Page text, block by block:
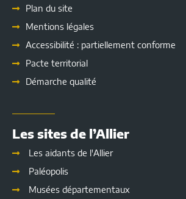
Plan du site
Mentions légales
Accessibilité : partiellement conforme
Pacte territorial
Démarche qualité
Les sites de l’Allier
Les aidants de l'Allier
Paléopolis
Musées départementaux